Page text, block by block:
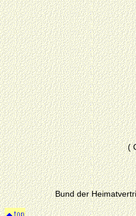
(
Bund der